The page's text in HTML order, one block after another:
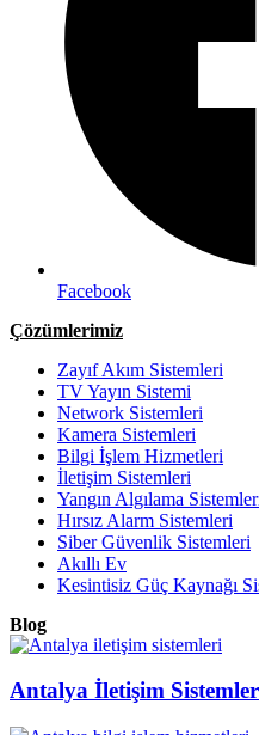
Facebook
Çözümlerimiz
Zayıf Akım Sistemleri
TV Yayın Sistemi
Network Sistemleri
Kamera Sistemleri
Bilgi İşlem Hizmetleri
İletişim Sistemleri
Yangın Algılama
Hırsız Alarm Sistemleri
Siber Güvenlik Sistemleri
Akıllı Ev
Kesintisiz Güç Kaynağı
Blog
Antalya İletişim